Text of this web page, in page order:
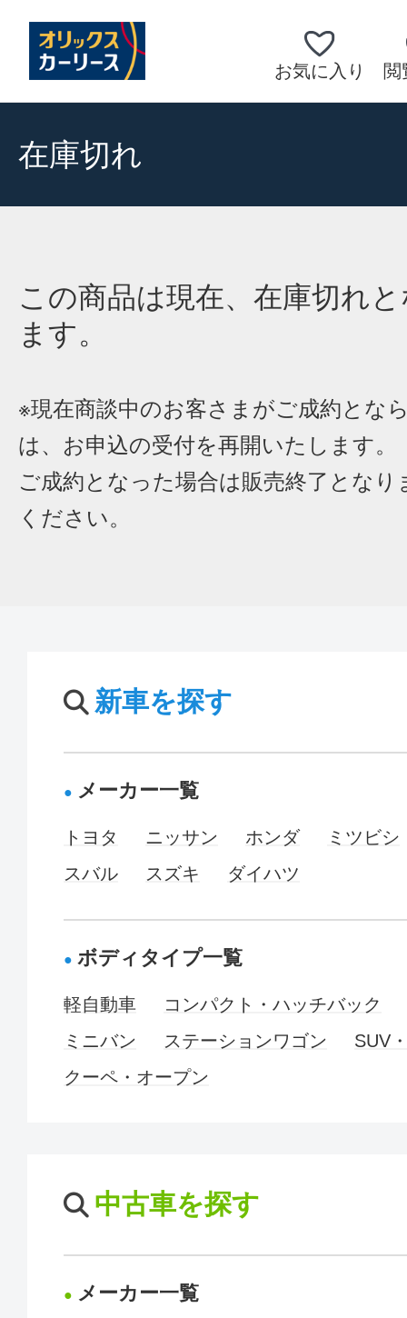
お気に入り 閲
在庫切れ
この商品は現在、在庫切れ
ます。
※現在商談中のお客さまがご成約とな
は、お申込の受付を再開いたします。
ご成約となった場合は販売終了となり
ください。
新車を探す
メーカー一覧
トヨタ ニッサン ホンダ
ミツビシ
スバル
スズキ ダイハツ
ボディタイプ一覧
軽自動車
コンパクト・ハッチバック
ミニバン
ステーションワゴン
SUV
クーペ・オープン
中古車を探す
メーカー一覧